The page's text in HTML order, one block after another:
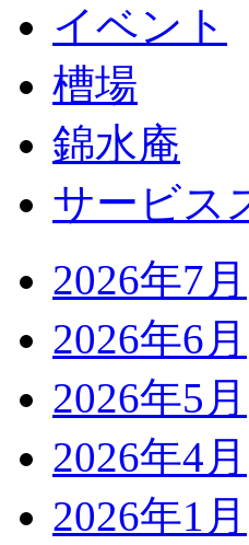
イベント
槽場
錦水庵
サービス
2026年7月
2026年6月
2026年5月
2026年4月
2026年1月